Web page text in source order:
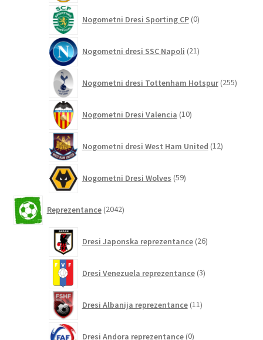
Nogometni Dresi Sporting CP 0izdelkov
Nogometni dresi SSC Napoli 21izdelkov
Nogometni dresi Tottenham Hotspur 255
Nogometni Dresi Valencia 10izdelkov
Nogometni dresi West Ham United 12izdelkov
Nogometni Dresi Wolves 59izdelkov
Reprezentance 2042izdelkov
Dresi Japonska reprezentance 26izdelkov
Dresi Venezuela reprezentance 3izdelki
Dresi Albanija reprezentance 11izdelkov
Dresi Andora reprezentance 0